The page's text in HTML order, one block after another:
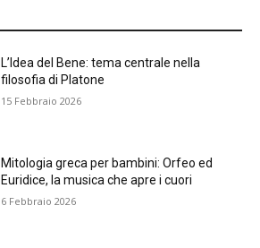
L’Idea del Bene: tema centrale nella
filosofia di Platone
15 Febbraio 2026
Mitologia greca per bambini: Orfeo ed
Euridice, la musica che apre i cuori
6 Febbraio 2026